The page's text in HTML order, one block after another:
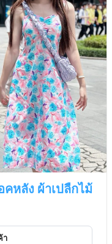
คหลัง ผ้าเปลืกไม้
า